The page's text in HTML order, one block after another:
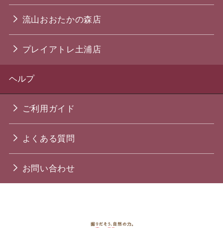
流山おおたかの森店
プレイアトレ土浦店
ヘルプ
ご利用ガイド
よくある質問
お問い合わせ